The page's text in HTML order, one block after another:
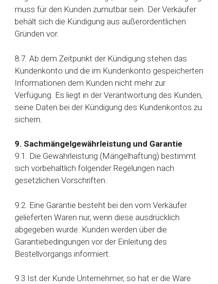
muss für den Kunden zumutbar sein. Der Verkäufer
behält sich die Kündigung aus außerordentlichen
Gründen vor.
8.7. Ab dem Zeitpunkt der Kündigung stehen das
Kundenkonto und die im Kundenkonto gespeicherten
Informationen dem Kunden nicht mehr zur
Verfügung. Es liegt in der Verantwortung des Kunden,
seine Daten bei der Kündigung des Kundenkontos zu
sichern.
9. Sachmängelgewährleistung und Garantie
9.1. Die Gewährleistung (Mängelhaftung) bestimmt
sich vorbehaltlich folgender Regelungen nach
gesetzlichen Vorschriften.
9.2. Eine Garantie besteht bei den vom Verkäufer
gelieferten Waren nur, wenn diese ausdrücklich
abgegeben wurde. Kunden werden über die
Garantiebedingungen vor der Einleitung des
Bestellvorgangs informiert.
9.3 Ist der Kunde Unternehmer, so hat er die Ware